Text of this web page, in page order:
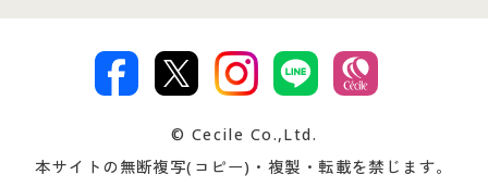
著作権・商標について 会社案内
プレゼント＆キャンペーン サイトマップ
交換・返品は お支払は
ついて
忘れの場合
© Cecile Co.,Ltd.
本サイトの無断複写(コピー)・複製・転載を禁じます。